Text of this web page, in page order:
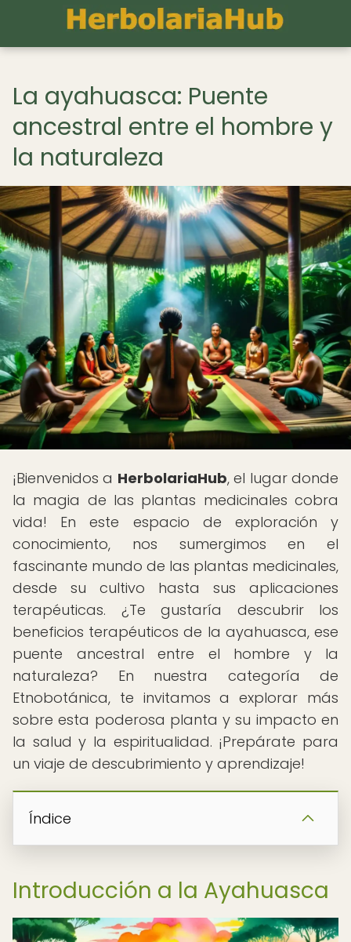
La ayahuasca: Puente
ancestral entre el hombre y
la naturaleza
¡Bienvenidos a HerbolariaHub, el lugar donde
la magia de las plantas medicinales cobra
vida! En este espacio de exploración y
conocimiento, nos sumergimos en el
fascinante mundo de las plantas medicinales,
desde su cultivo hasta sus aplicaciones
terapéuticas. ¿Te gustaría descubrir los
beneficios terapéuticos de la ayahuasca, ese
puente ancestral entre el hombre y la
naturaleza? En nuestra categoría de
Etnobotánica, te invitamos a explorar más
sobre esta poderosa planta y su impacto en
la salud y la espiritualidad. ¡Prepárate para
un viaje de descubrimiento y aprendizaje!
Índice
Introducción a la Ayahuasca